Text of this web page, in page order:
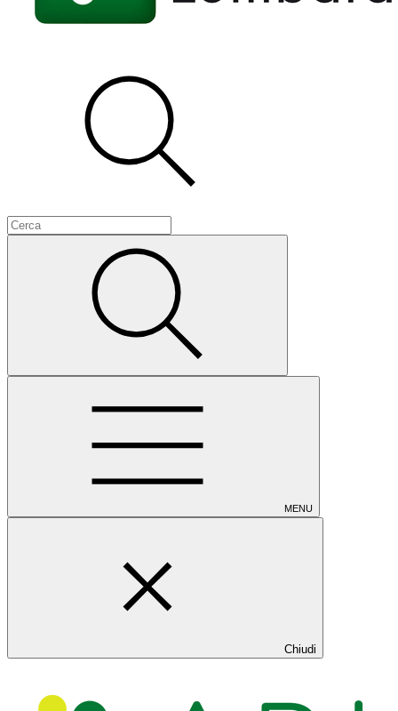
MENU
Chiudi